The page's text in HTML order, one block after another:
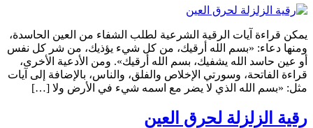
يمكن قراءة آيات الرقية الشرعية لطلب الشفاء من العين الحاسدة،
ومنها دعاء: «بسم الله أرقيك، من كل شيء يؤذيك، من شر كل نفس
أو عين حاسد الله يشفيك، بسم الله أرقيك». ومن الأدعية الأخرى،
قراءة الفاتحة، وسورتي الإخلاص والفلق، والناس، بالإضافة إلى آيات
مثل: «بسم الله الذي لا يضر مع اسمه شيء في الأرض ولا […]
رقية الزلزلة لحرق العين